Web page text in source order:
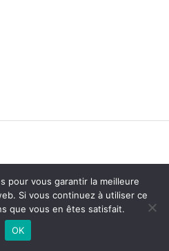
pour vous garantir la meilleure
Si vous continuez à utiliser ce
que vous en êtes satisfait.
OK